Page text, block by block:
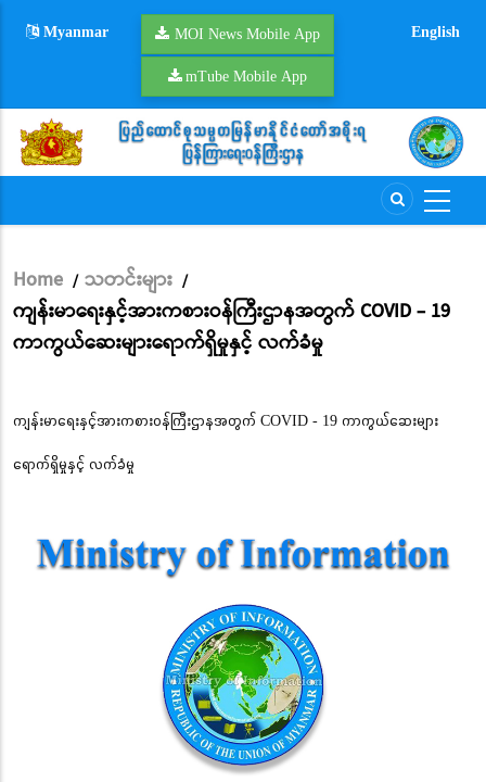
Myanmar MOI News Mobile App
mTube Mobile App
English
Breadcrumb
Home / သတင်းများ /
ကျန်းမာရေးနှင့်အားကစားဝန်ကြီးဌာနအတွက် COVID - 19
ကာကွယ်ဆေးများရောက်ရှိမှုနှင့် လက်ခံမှု
ကျန်းမာရေးနှင့်အားကစားဝန်ကြီးဌာနအတွက် COVID - 19 ကာကွယ်ဆေးများ
ရောက်ရှိမှုနှင့် လက်ခံမှု